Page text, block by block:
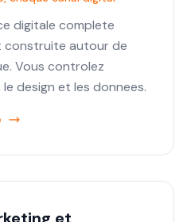
digitale complete
construite autour de
Vous controlez
le design et les donnees.